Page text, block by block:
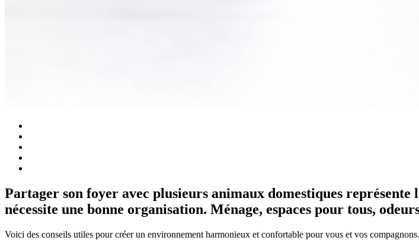
Partager son foyer avec plusieurs animaux domestiques
nécessite une bonne organisation. Ménage, espaces pour tous,
Voici des conseils utiles pour créer un environnement harmonieux et confortable pour vous et vos compagnons.